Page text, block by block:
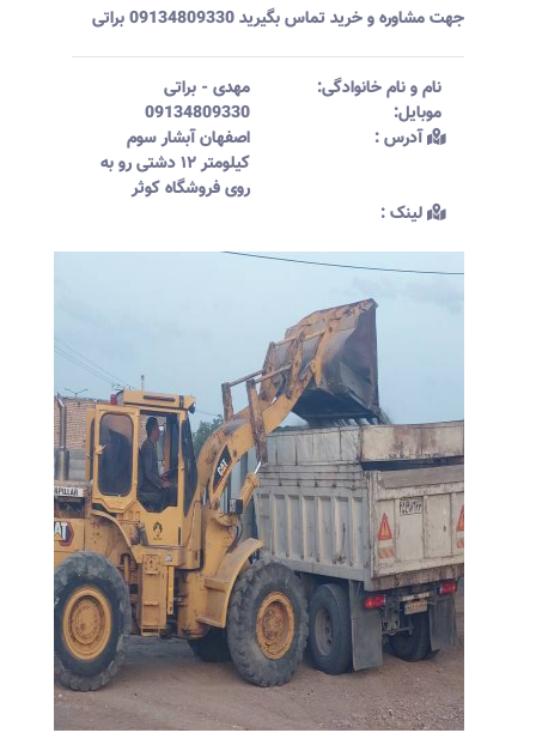
جهت مشاوره و خرید تماس بگیرید 09134809330 براتی
نام و نام خانوادگی:‌ مهدی - براتی
موبایل:‌
09134809330
آدرس :‌
اصفهان‌ آبشار سوم
کیلومتر ۱۲ دشتی رو به
روی فروشگاه کوثر
لینک :‌